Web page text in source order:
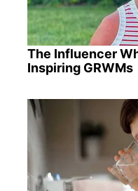
The Influencer
Inspiring GRWMs